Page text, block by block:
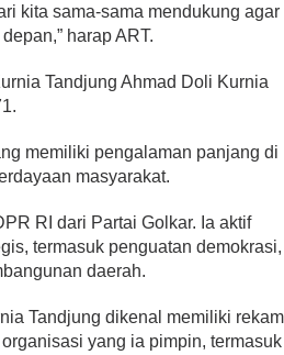
kita sama-sama mendukung agar
harap ART.
Tandjung Ahmad Doli Kurnia
memiliki pengalaman panjang di
masyarakat.
RI dari Partai Golkar. Ia aktif
termasuk penguatan demokrasi,
daerah.
Tandjung dikenal memiliki
yang ia pimpin, termasuk